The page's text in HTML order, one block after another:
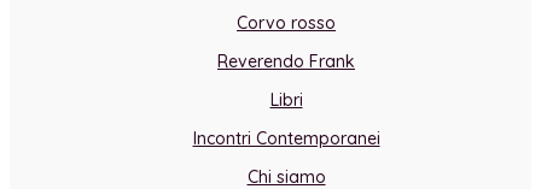
Corvo rosso
Reverendo Frank
Libri
Incontri Contemporanei
Chi siamo